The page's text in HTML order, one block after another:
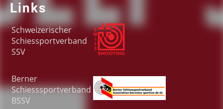
Links
Schweizerischer
Schiessportverband
SSV
Berner
Schiesssportverband
BSSV